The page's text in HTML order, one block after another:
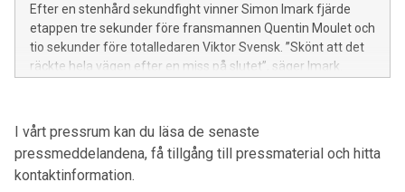
Efter en stenhård sekundfight vinner Simon Imark fjärde
etappen tre sekunder före fransmannen Quentin Moulet och
tio sekunder före totalledaren Viktor Svensk. ”Skönt att det
räckte hela vägen efter en miss på slutet”, säger Imark.
och Tove Alexandersson.
I vårt pressrum kan du läsa de senaste
pressmeddelandena, få tillgång till pressmaterial och hitta
kontaktinformation.